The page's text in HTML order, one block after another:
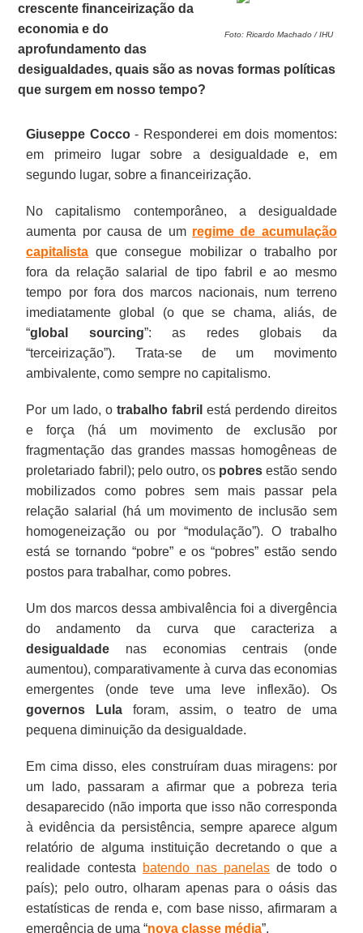
Foto: Ricardo Machado / IHU
crescente financeirização da
economia e do
aprofundamento das
desigualdades, quais são as novas formas políticas
que surgem em nosso tempo?
Giuseppe Cocco- Responderei em dois momentos:
em primeiro lugar sobre a desigualdade e, em
segundo lugar, sobre a financeirização.
No capitalismo contemporâneo, a desigualdade
aumenta por causa de um regime de acumulação
capitalista que consegue mobilizar o trabalho por
fora da relação salarial de tipo fabril e ao mesmo
tempo por fora dos marcos nacionais, num terreno
imediatamente global (o que se chama, aliás, de
“global sourcing”: as redes globais da
“terceirização”). Trata-se de um movimento
ambivalente, como sempre no capitalismo.
Por um lado, o trabalho fabril está perdendo direitos
e força (há um movimento de exclusão por
fragmentação das grandes massas homogêneas de
proletariado fabril); pelo outro, os pobres estão sendo
mobilizados como pobres sem mais passar pela
relação salarial (há um movimento de inclusão sem
homogeneização ou por “modulação”). O trabalho
está se tornando “pobre” e os “pobres” estão sendo
postos para trabalhar, como pobres.
Um dos marcos dessa ambivalência foi a divergência
do andamento da curva que caracteriza a
desigualdade nas economias centrais (onde
aumentou), comparativamente à curva das economias
emergentes (onde teve uma leve inflexão). Os
governos Lula foram, assim, o teatro de uma
pequena diminuição da desigualdade.
Em cima disso, eles construíram duas miragens: por
um lado, passaram a afirmar que a pobreza teria
desaparecido (não importa que isso não corresponda
à evidência da persistência, sempre aparece algum
relatório de alguma instituição decretando o que a
realidade contesta
batendo nas panelas de todo o
país); pelo outro, olharam apenas para o oásis das
estatísticas de renda e, com base nisso, afirmaram a
emergência de uma “nova classe média”.